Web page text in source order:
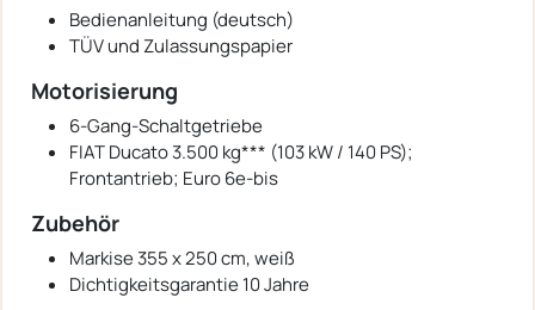
Bedienanleitung (deutsch)
TÜV und Zulassungspapier
Motorisierung
6-Gang-Schaltgetriebe
FIAT Ducato 3.500 kg*** (103 kW / 140 PS);
Frontantrieb; Euro 6e-bis
Zubehör
Markise 355 x 250 cm, weiß
Dichtigkeitsgarantie 10 Jahre